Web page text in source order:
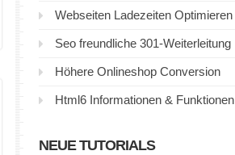
Webseiten Ladezeiten Optimieren
Seo freundliche 301-Weiterleitung
Höhere Onlineshop Conversion
Html6 Informationen & Funktionen
NEUE TUTORIALS